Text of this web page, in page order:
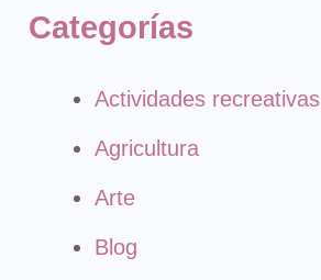
Categorías
Actividades recreativas
Agricultura
Arte
Blog